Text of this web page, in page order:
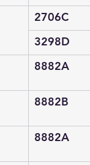
2706C
3298D
8882A
8882B
8882A